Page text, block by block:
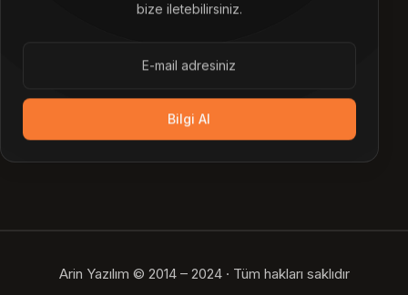
bize iletebilirsiniz.
Bilgi Al
Arin Yazılım © 2014 – 2024 · Tüm hakları saklıdır